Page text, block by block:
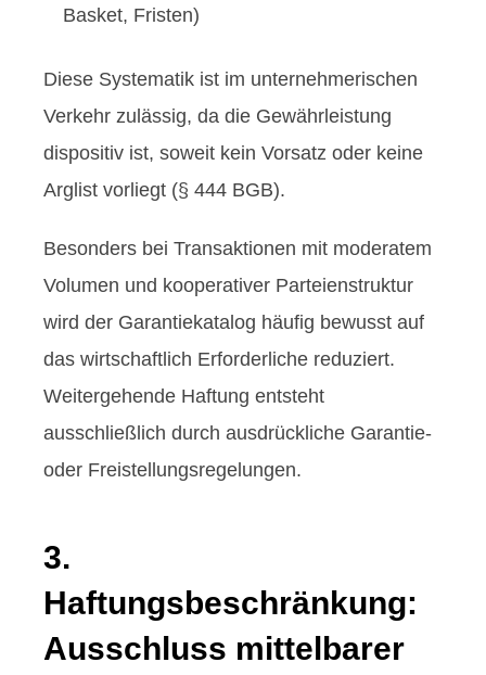
Basket, Fristen)
Diese Systematik ist im unternehmerischen
Verkehr zulässig, da die Gewährleistung
dispositiv ist, soweit kein Vorsatz oder keine
Arglist vorliegt (§ 444 BGB).
Besonders bei Transaktionen mit moderatem
Volumen und kooperativer Parteienstruktur
wird der Garantiekatalog häufig bewusst auf
das wirtschaftlich Erforderliche reduziert.
Weitergehende Haftung entsteht
ausschließlich durch ausdrückliche Garantie-
oder Freistellungsregelungen.
3.
Haftungsbeschränkung:
Ausschluss mittelbarer